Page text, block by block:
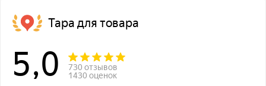
Тара для товара
5,0
730 отзывов
1430 оценок